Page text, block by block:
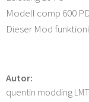
Modell comp 600
Dieser Mod
Autor:
quentin modding